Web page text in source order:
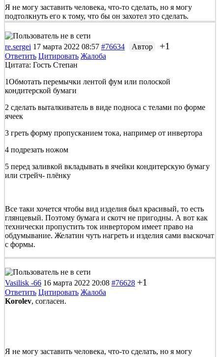
Я не могу заставить человека, что-то сделать, но я могу
подтолкнуть его к тому, что бы он захотел это сделать.
re.sergei 17 марта 2022 08:57 #76634 Автор +1
Ответить Цитировать Жалоба
Цитата: Гость Степан
1Обмотать перемычки лентой фум или полоской
кондитерской бумаги
2 сделать выталкиватель в виде подноса с телами по форме
ячеек
3 греть форму пропусканием тока, например от инвертора
4 подрезать ножом
5 перед заливкой вкладывать в ячейки кондитерскую бумагу
или стрейч- плёнку
Все таки хочется чтобы вид изделия был красивый, то есть
глянцевый. Поэтому бумага и скотч не пригодны. А вот как
технически пропустить ток инвертором имеет право на
обдумывание. Желатин чуть нагреть и изделия сами выскочат
с формы.
Vasilisk -66 16 марта 2022 20:08 #76628 +1
Ответить Цитировать Жалоба
Korolev, согласен.
Я не могу заставить человека, что-то сделать, но я могу